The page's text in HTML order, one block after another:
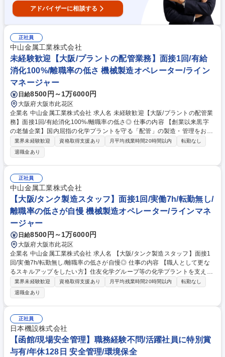
アドバイザーに相談する
正社員
中山金属工業株式会社
未経験歓迎【大阪/プラントの配管業務】面接1回/有給
消化100%/離職率の低さ 機械製造オペレーター/ライン
マネージャー
日給8500円～1万6000円
大阪府大阪市此花区
企業名 中山金属工業株式会社 求人名 未経験歓迎【大阪/プラントの配管業
務】面接1回/有給消化100%/離職率の低さ◎ 仕事の内容 【創業以来黒字
の老舗企業】国内屈指の化学プラントを守る「配管」の製造・管理をお任
せ。単なる作業ではなく、大手メーカーの生産ラインを支える「心臓部」
を創り出す、社会貢献度の高いお仕事です◎ 取引先工場での採寸から自社
工場での製作、現場取付まで一貫して携わります。全て受注生産・一品一
様のため、毎日同じ作業の繰り返しではありません。 【教育体制】熟練の
先輩がマンツーマンで指導。図面の読み方、溶接技術、資格取得まで全額
会社負担で支援します。 【独自の働きやすさ】残業は月5h程度。業務が
終われば即帰宅が当たり前の社風です。裁量が大きく、過度な管理やノル
マも一切ありません。 募集職種 未経験歓迎【大阪/プラントの配管業務】
面接1回/有給消化100%/離職率の低さ◎
業界未経験歓迎 資格取得支援あり 月平均残業時間20時間以内
転勤なし
退職金あり
正社員
中山金属工業株式会社
【大阪/タンク製造スタッフ】面接1回/実働7h/転勤無し/
離職率の低さが自慢 機械製造オペレーター/ラインマネ
ージャー
日給8500円～1万6000円
大阪府大阪市此花区
企業名 中山金属工業株式会社 求人名 【大阪/タンク製造スタッフ】面接1
回/実働7h/転勤無し/離職率の低さが自慢◎ 仕事の内容 【職人として更な
るスキルアップをしたい方】住友化学グループ等の化学プラントを支える
特注タンクの製造・溶接を担当。納期や数字に追われる窮屈さはありませ
ん。熟練の技を次世代の誇りへ変えるミッションです。 【一点モノを作る
手応え】化学・食品業界向けタンクを、図面に基づきステンレスや鉄を溶
接・加工し組み上げます。 【裁量の大きさ】突発的な対応はほぼなく、残
業は月10h程度。有給消化率は100％。自分のペースで技術を追求できる
環境です。 【キャリアの価値】住友化学グループと直接取引を続ける技術
力。一度身につければ一生困らない溶接・製缶技術を、面倒見の良いベテ
ラン陣が丁寧に伝授します。 募集職種 【大阪/タンク製造スタッフ】面接
1回/実働7h/転勤無し/離職率の低さが自慢◎
業界未経験歓迎 資格取得支援あり 月平均残業時間20時間以内
転勤なし
退職金あり
正社員
日本機設株式会社
【函館/現場安全管理】職務経験不問/活躍社員に特別賞
与有/年休128日 安全管理/環境保全